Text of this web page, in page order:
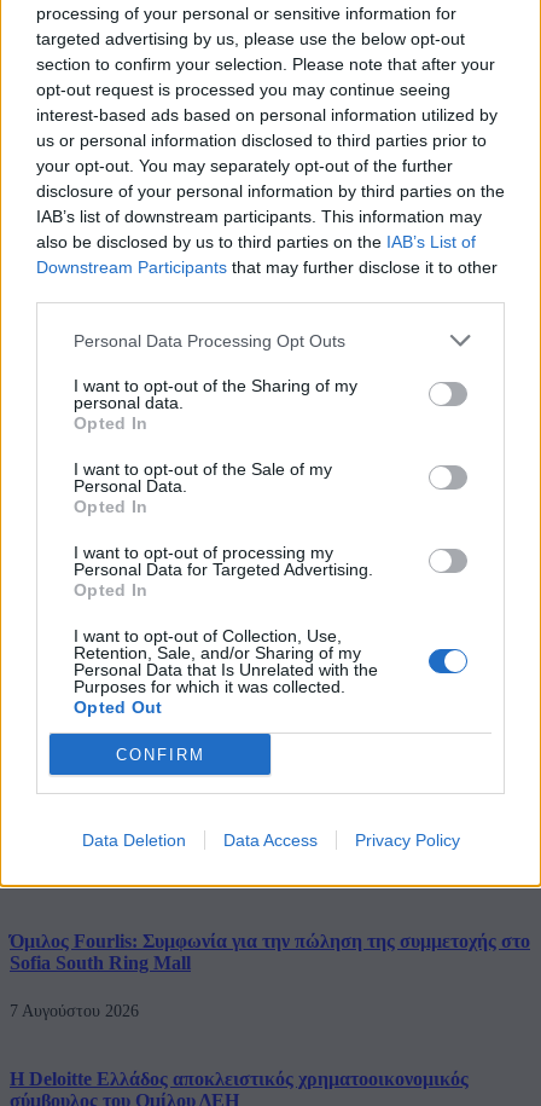
processing of your personal or sensitive information for
targeted advertising by us, please use the below opt-out
section to confirm your selection. Please note that after your
opt-out request is processed you may continue seeing
interest-based ads based on personal information utilized by
us or personal information disclosed to third parties prior to
your opt-out. You may separately opt-out of the further
disclosure of your personal information by third parties on the
IAB’s list of downstream participants. This information may
also be disclosed by us to third parties on the IAB’s List of
Downstream Participants that may further disclose it to other
Personal Data Processing Opt Outs
I want to opt-out of the Sharing of my
personal data.
Opted In
I want to opt-out of the Sale of my
Personal Data.
Opted In
I want to opt-out of processing my
Personal Data for Targeted Advertising.
Opted In
I want to opt-out of Collection, Use,
Retention, Sale, and/or Sharing of my
Personal Data that Is Unrelated with the
Purposes for which it was collected.
Opted Out
CONFIRM
Data Deletion Data Access Privacy Policy
Το BizNow.gr είναι αφιερωμένο στην ενδυνάμωση των
επιχειρήσεων, βάσει της λογικής «Disruption in Action»
Σχετικά Άρθρα
Η νέα σειρά foldables της Samsung διαθέσιμη στη Vodafone
Samsung: Επίσημη κυκλοφορία των Galaxy Z Fold8 Ultra,
Ο Όμιλος AKTOR εξαγοράζει το 75% των εταιρειών
ΗΛΕΚΤΩΡ και THALIS
Η νέα σειρά foldables της Samsung διαθέσιμη στη Vodafone
7 Αυγούστου 2026
ΠΣΕ: Υψηλό τριετίας στα 27,6 δισ. € για το Α΄ Εξάμηνο –
Εκτίναξη +26,3% τον Ιούνιο
7 Αυγούστου 2026
Όμιλος Fourlis: Συμφωνία για την πώληση της συμμετοχής στο
Sofia South Ring Mall
7 Αυγούστου 2026
Η Deloitte Ελλάδος αποκλειστικός χρηματοοικονομικός
σύμβουλος του Ομίλου ΔΕΗ